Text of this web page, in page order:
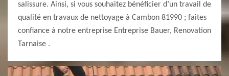
salissure. Ainsi, si vous souhaitez bénéficier d’un travail de
qualité en travaux de nettoyage à Cambon 81990 ; faites
confiance à notre entreprise Entreprise Bauer, Renovation
Tarnaise .